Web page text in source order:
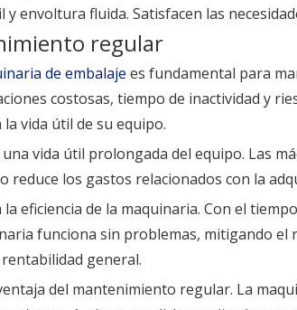
envoltura fluida. Satisfacen las
regular
de embalaje es fundamental para
costosas, tiempo de inactividad y
vida útil de su equipo.
vida útil prolongada del equipo. Las
reduce los gastos relacionados con la
eficiencia de la maquinaria. Con el
funciona sin problemas, mitigando el
general.
del mantenimiento regular. La